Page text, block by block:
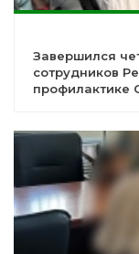
Завершился
сотрудников
профилактике